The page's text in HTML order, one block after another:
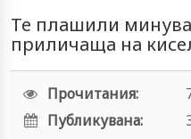
Те плашили
приличаща на
Прочитания:
Публикувана: